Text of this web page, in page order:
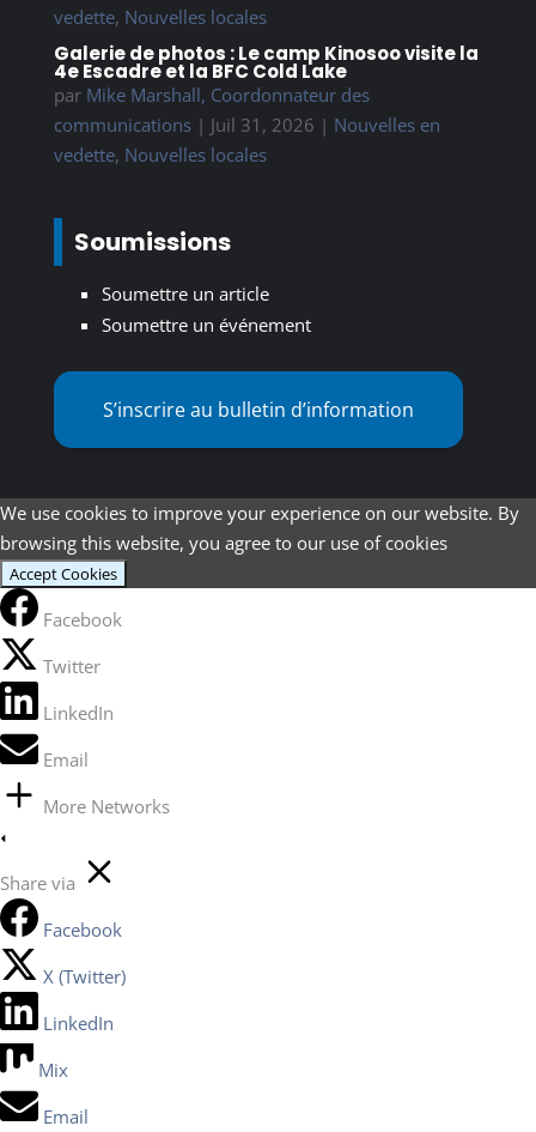
vedette, Nouvelles locales
Galerie de photos : Le camp Kinosoo visite la
4e Escadre et la BFC Cold Lake
par Mike Marshall, Coordonnateur des
communications| Juil 31, 2026 | Nouvelles en
vedette, Nouvelles locales
Soumissions
Soumettre un article
Soumettre un événement
S’inscrire au bulletin d’information
We use cookies to improve your experience on our website. By
browsing this website, you agree to our use of cookies
Accept Cookies
Facebook
Twitter
LinkedIn
Email
More Networks
Share via
Facebook
X (Twitter)
LinkedIn
Mix
Email